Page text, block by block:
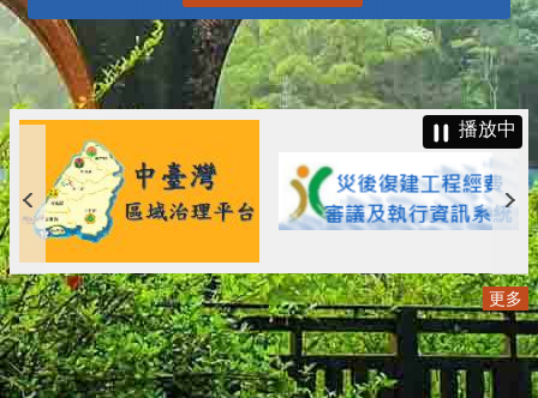
播放中
更多